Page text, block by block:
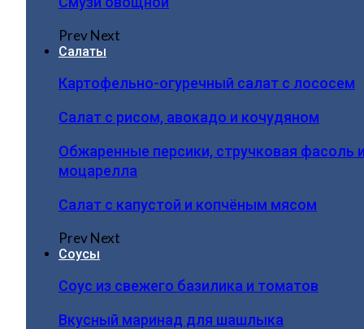
PrevNext
Салаты
Картофельно-огуречный салат с лососем
Салат с рисом, авокадо и кочудяном
Обжаренные персики, стручковая фасоль
моцарелла
Салат с капустой и копчёным мясом
PrevNext
Соусы
Соус из свежего базилика и томатов
Вкусный маринад для шашлыка